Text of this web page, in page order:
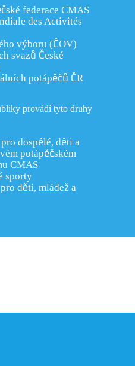
federace CMAS
des Activités
výboru (ČOV)
svazů České
potápěčů ČR
provádí tyto druhy
dospělé, děti a
potápěčském
CMAS
sporty
děti, mládež a
Tréninky
Branný den
Kalendář
Úspěchy
Rekordy KSP
Nejlepší výkony
Fotogalerie
O plavání s
Disciplíny
Rychlostní potápění
Bi-fins
Orientační potápění
Historie KSP Olomouc
Historie plavání s
Svaz potápěčů ČR
Odkazy
Kontakty
Kurz plavání
Přihlášení